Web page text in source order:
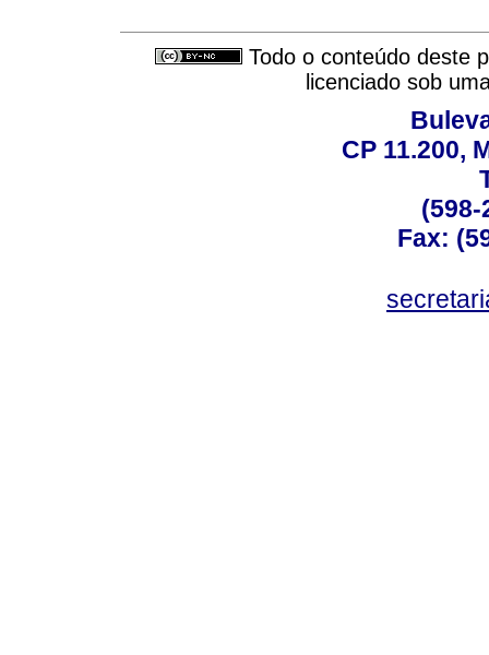
Todo o conteúdo deste
licenciado sob
CP 11.200,
(598-
Fax: